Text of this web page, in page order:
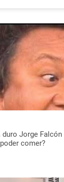
duro Jorge
comer?